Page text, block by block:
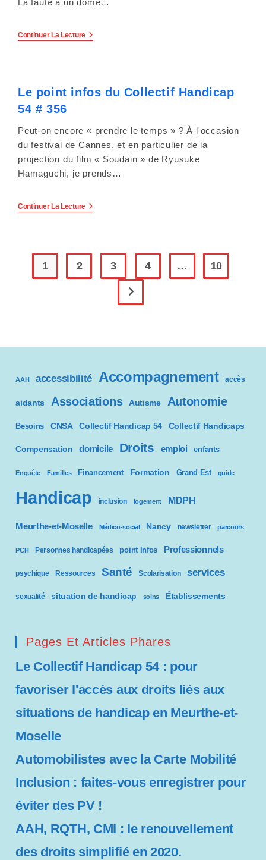
Continuer La LectureLe
54
Le point infos du Collectif Handicap
54 # 356
Peut-on encore « prendre le temps » ? À l'occasion
du festival de Cannes, et en particulier de la
projection du film « Soudain » de Ryusuke
Hamaguchi, je prends…
Continuer La LectureLe
Handicap
1 2 3 4 … 10
Aller à la page suivante
AAH accessibilité Accompagnement accès
aidants Associations Autisme Autonomie
Besoins CNSA Collectif Handicap 54 Collectif Handicaps
Compensation domicile Droits emploi enfants
Enquête Familles Financement Formation Grand Est guide
Handicap inclusion logement MDPH
Meurthe-et-Moselle Médico-social Nancy newsletter parcours
PCH Personnes handicapées point Infos Professionnels
psychique Ressources Santé Scolarisation services
sexualité situation de handicap soins Établissements
Pages Et Articles Phares
Le Collectif Handicap 54 : pour
favoriser l'accès aux droits liés aux
situations de handicap en Meurthe-et-
Moselle
Automobilistes avec la Carte Mobilité
Inclusion : faites-vous enregistrer pour
éviter des PV !
AAH, RQTH, CMI : le renouvellement
des droits simplifié en 2020.